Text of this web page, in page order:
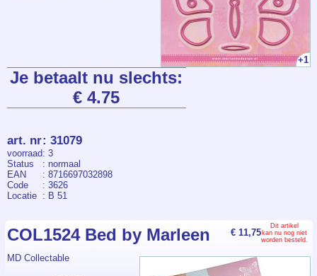
+1
Je betaalt nu slechts:
€ 4.75
art. nr: 31079
voorraad: 3
Status
: normaal
EAN
: 8716697032898
Code
: 3626
Locatie : B 51
€ 11,75
Dit artikel
kan nu nog niet
worden besteld.
COL1524 Bed by Marleen
MD Collectable